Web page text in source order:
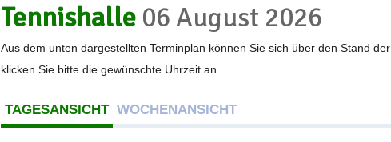
Tennishalle 06 August 2026
Aus dem unten dargestellten Terminplan können Sie sich über den Stand
klicken Sie bitte die gewünschte Uhrzeit an.
TAGESANSICHT WOCHENANSICHT